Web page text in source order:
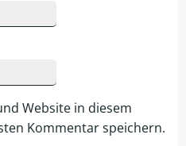
Website in diesem
Kommentar speichern.